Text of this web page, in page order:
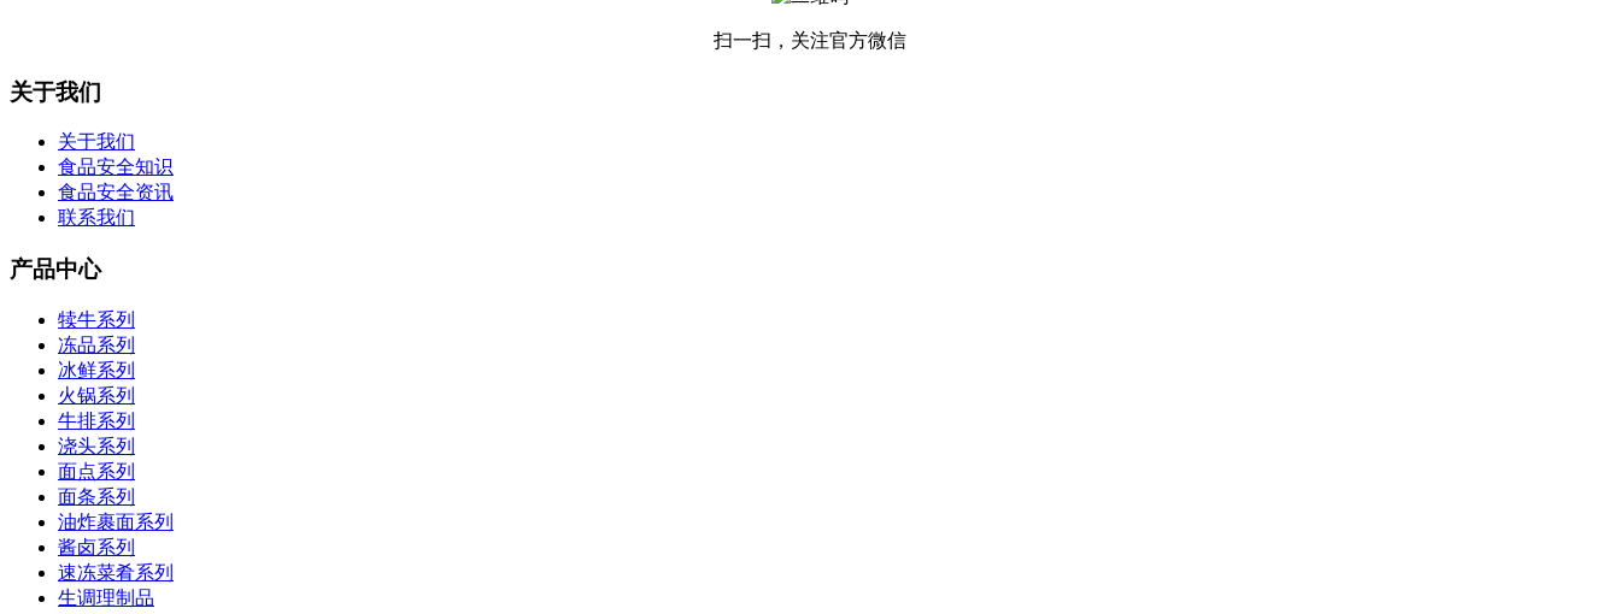
扫一扫，关注官方微信
关于我们
关于我们
食品安全知识
食品安全资讯
联系我们
产品中心
犊牛系列
冻品系列
冰鲜系列
火锅系列
牛排系列
浇头系列
面点系列
面条系列
油炸裹面系列
酱卤系列
速冻菜肴系列
生调理制品